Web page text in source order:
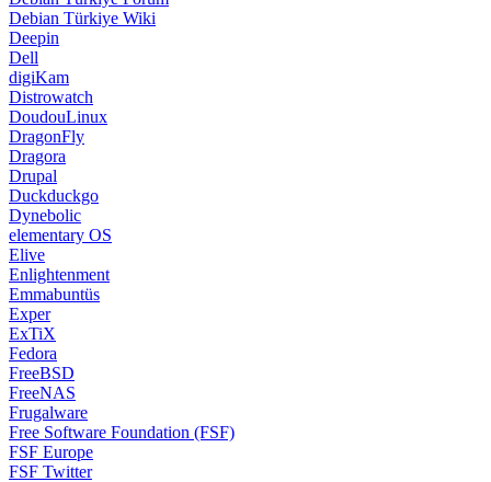
Debian Türkiye Wiki
Deepin
Dell
digiKam
Distrowatch
DoudouLinux
DragonFly
Dragora
Drupal
Duckduckgo
Dynebolic
elementary OS
Elive
Enlightenment
Emmabuntüs
Exper
ExTiX
Fedora
FreeBSD
FreeNAS
Frugalware
Free Software Foundation (FSF)
FSF Europe
FSF Twitter